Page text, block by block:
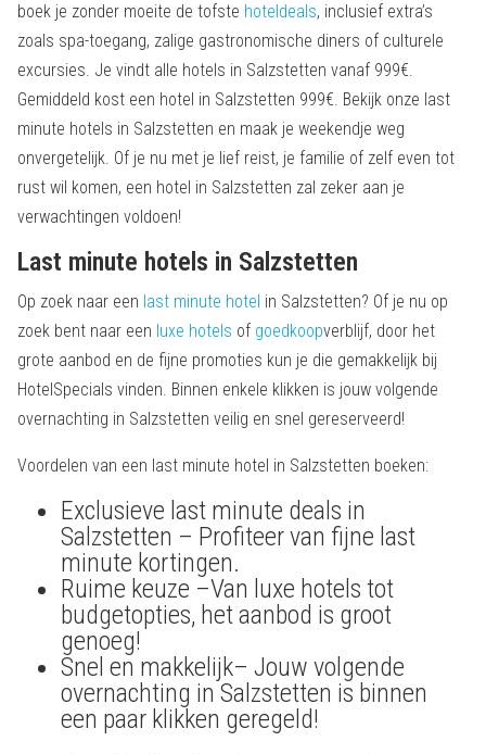
boek je zonder moeite de tofste hoteldeals, inclusief extra’s
zoals spa-toegang, zalige gastronomische diners of culturele
excursies. Je vindt alle hotels in Salzstetten vanaf 999€.
Gemiddeld kost een hotel in Salzstetten 999€. Bekijk onze last
minute hotels in Salzstetten en maak je weekendje weg
onvergetelijk. Of je nu met je lief reist, je familie of zelf even tot
rust wil komen, een hotel in Salzstetten zal zeker aan je
verwachtingen voldoen!
Last minute hotels in Salzstetten
Op zoek naar een last minute hotel in Salzstetten? Of je nu op
zoek bent naar een luxe hotels of goedkoopverblijf, door het
grote aanbod en de fijne promoties kun je die gemakkelijk bij
HotelSpecials vinden. Binnen enkele klikken is jouw volgende
overnachting in Salzstetten veilig en snel gereserveerd!
Voordelen van een last minute hotel in Salzstetten boeken:
Exclusieve last minute deals in
Salzstetten – Profiteer van fijne last
minute kortingen.
Ruime keuze –Van luxe hotels tot
budgetopties, het aanbod is groot
genoeg!
Snel en makkelijk– Jouw volgende
overnachting in Salzstetten is binnen
een paar klikken geregeld!